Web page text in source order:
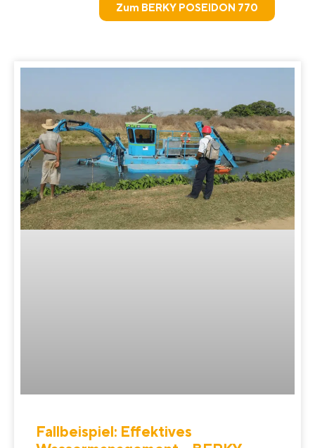
Zum BERKY POSEIDON 770
Fallbeispiel: Effektives